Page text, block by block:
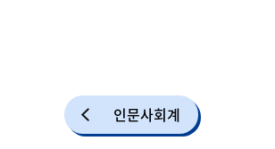
인문사회계